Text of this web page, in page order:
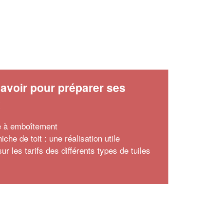
pour préparer ses
à emboîtement
de toit : une réalisation utile
les tarifs des différents types de tuiles